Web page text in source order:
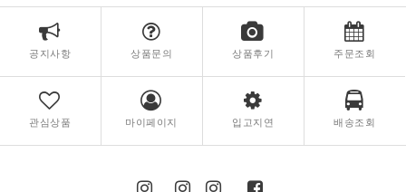
공지사항 상품문의 상품후기 주문조회
관심상품 마이페이지 입고지연 배송조회